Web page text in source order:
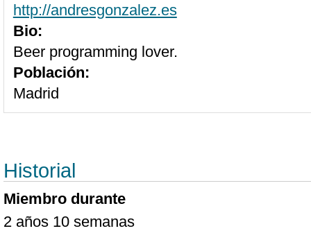
http://andresgonzalez.es
Bio:
Beer programming lover.
Población:
Madrid
Historial
Miembro durante
2 años 10 semanas